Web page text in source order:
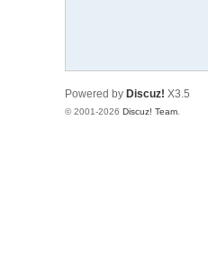
Powered by Discuz! X3.5
© 2001-2026 Discuz! Team